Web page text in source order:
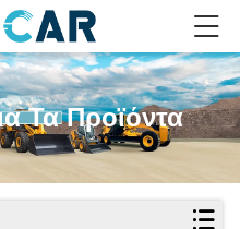
Τα Προϊόντα